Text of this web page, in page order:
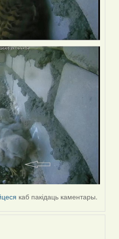
каб пакідаць каментары.